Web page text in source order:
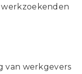
van werkgevers